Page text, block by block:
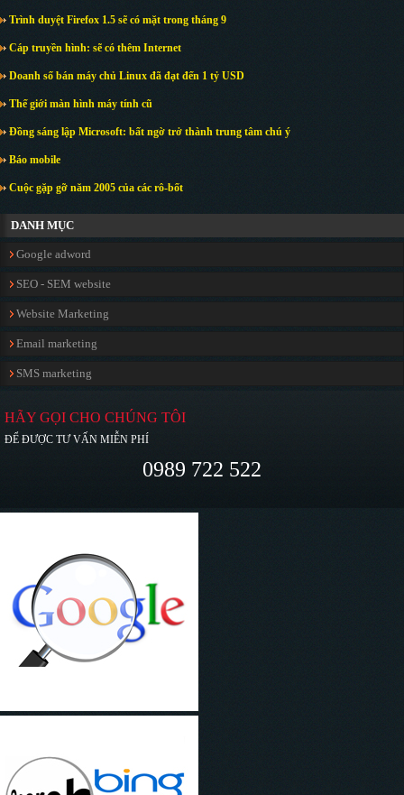
Trình duyệt Firefox 1.5 sẽ có mặt trong tháng 9
Cáp truyền hình: sẽ có thêm Internet
Doanh số bán máy chủ Linux đã đạt đến 1 tỷ USD
Thế giới màn hình máy tính cũ
Đồng sáng lập Microsoft: bất ngờ trở thành trung tâm chú ý
Báo mobile
Cuộc gặp gỡ năm 2005 của các rô-bốt
DANH MỤC
Google adword
SEO - SEM website
Website Marketing
Email marketing
SMS marketing
HÃY GỌI CHO CHÚNG TÔI
ĐỂ ĐƯỢC TƯ VẤN MIỄN PHÍ
0989 722 522